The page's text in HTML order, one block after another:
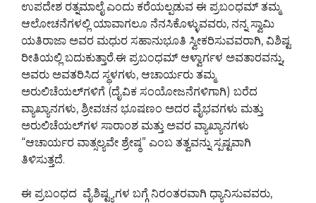
ಉಪದೇಶ ರತ್ನಮಾಲೈ ಎಂದು ಕರೆಯಲ್ಪಡುವ ಈ ಪ್ರಬಂಧಮ್ ತಮ್ಮ
ಆಲೋಚನೆಗಳಲ್ಲಿ ಯಾವಾಗಲೂ ನೆನಸಿಕೊಳ್ಳುವವರು, ನನ್ನ ಸ್ವಾಮಿ
ಯತಿರಾಜಾ ಅವರ ಮಧುರ ಸಹಾನುಭೂತಿ ಸ್ವೀಕರಿಸುವವರಾಗಿ, ವಿಶಿಷ್ಟ
ರೀತಿಯಲ್ಲಿ ಬದುಕುತ್ತಾರೆ.ಈ ಪ್ರಬಂಧಮ್ ಆಳ್ವಾರ್ಗಳ ಅವತಾರವನ್ನು,
ಅವರು ಅವತರಿಸಿದ ಸ್ಥಳಗಳು, ಆಚಾರ್ಯರು ತಮ್ಮ
ಅರುಲಿಚೆಯಲ್‌ಗಳಿಗೆ (ದೈವಿಕ ಸಂಯೋಜನೆಗಳಿಗಾಗಿ) ಬರೆದ
ವ್ಯಾಖ್ಯಾನಗಳು, ಶ್ರೀವಚನ ಭೂಷಣಂ ಅದರ ವೈಭವಗಳು ಮತ್ತು
ಅರುಲಿಚೆಯಲ್‌ಗಳ ಸಾರಾಂಶ ಮತ್ತು ಅವರ ವ್ಯಾಖ್ಯಾನಗಳು
“ಆಚಾರ್ಯರ ವಾತ್ಸಲ್ಯವೇ ಶ್ರೇಷ್ಠ” ಎಂಬ ತತ್ವವನ್ನು ಸ್ಪಷ್ಟವಾಗಿ
ತಿಳಿಸುತ್ತದೆ.
ಈ ಪ್ರಬಂಧದ ವೈಶಿಷ್ಟ್ಯಗಳ ಬಗ್ಗೆ ನಿರಂತರವಾಗಿ ಧ್ಯಾನಿಸುವವರು,